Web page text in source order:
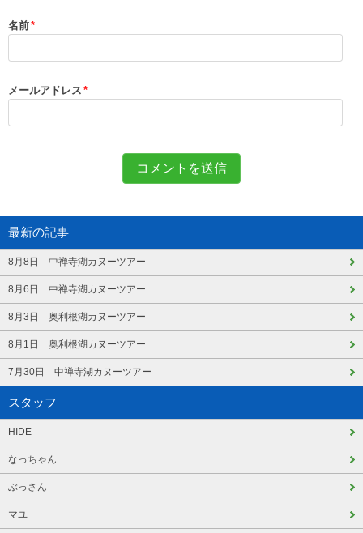
名前*
メールアドレス *
最新の記事
8月8日 中禅寺湖カヌーツアー
8月6日 中禅寺湖カヌーツアー
8月3日 奥利根湖カヌーツアー
8月1日 奥利根湖カヌーツアー
7月30日 中禅寺湖カヌーツアー
スタッフ
HIDE
なっちゃん
ぶっさん
マユ